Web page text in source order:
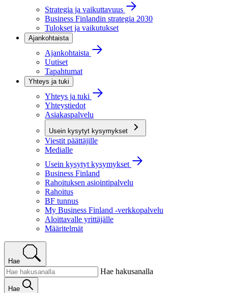
Strategia ja vaikuttavuus
Business Finlandin strategia 2030
Tulokset ja vaikutukset
Ajankohtaista
Ajankohtaista
Uutiset
Tapahtumat
Yhteys ja tuki
Yhteys ja tuki
Yhteystiedot
Asiakaspalvelu
Usein kysytyt kysymykset
Viestit päättäjille
Medialle
Usein kysytyt kysymykset
Business Finland
Rahoituksen asiointipalvelu
Rahoitus
BF tunnus
My Business Finland -verkkopalvelu
Aloittavalle yrittäjälle
Määritelmät
Hae
Hae hakusanalla
Hae